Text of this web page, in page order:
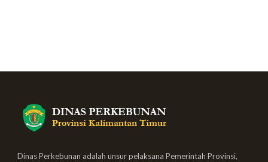
Dinas Perkebunan adalah unsur pelaksana Pemerintah Provinsi,